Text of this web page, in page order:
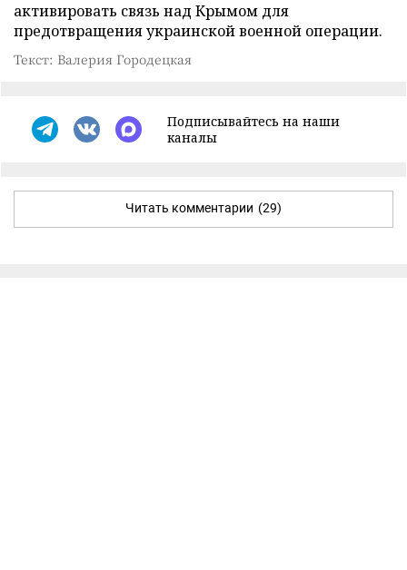
активировать связь над Крымом для
предотвращения украинской военной операции.
Текст: Валерия Городецкая
Подписывайтесь на наши
каналы
Читать комментарии (29)